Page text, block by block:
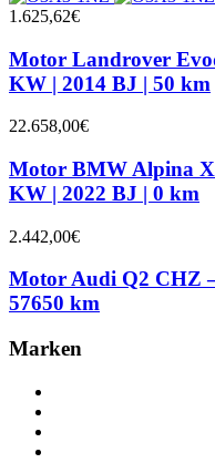
1.625,62€
Motor Landrover
KW | 2014 BJ | 50 km
22.658,00€
Motor BMW Alpina
KW | 2022 BJ | 0 km
2.442,00€
Motor Audi Q2 CHZ
57650 km
Marken